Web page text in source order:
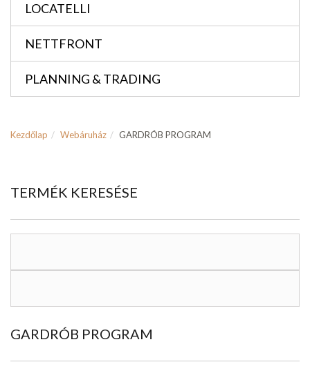
LOCATELLI
NETTFRONT
PLANNING & TRADING
Kezdőlap Webáruház GARDRÓB PROGRAM
TERMÉK KERESÉSE
GARDRÓB PROGRAM